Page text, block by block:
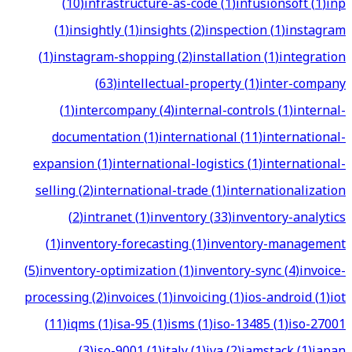
(1)insightly(1)insights(2)inspection(1)instagram
(1)instagram-shopping(2)installation(1)integration
(63)intellectual-property(1)inter-company
(1)intercompany(4)internal-controls(1)internal-
documentation(1)international(11)international-
expansion(1)international-logistics(1)international-
selling(2)international-trade(1)internationalization
(2)intranet(1)inventory(33)inventory-analytics
(1)inventory-forecasting(1)inventory-management
(5)inventory-optimization(1)inventory-sync(4)invoice-
processing(2)invoices(1)invoicing(1)ios-android(1)iot
(11)iqms(1)isa-95(1)isms(1)iso-13485(1)iso-27001